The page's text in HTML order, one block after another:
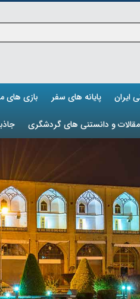
ایران پایانه های سفر بازی های
مقالات و دانستنی های گردشگری